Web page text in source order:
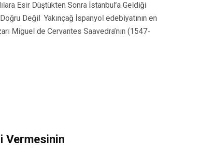
Esir Düştükten Sonra İstanbul’a Geldiği
Değil Yakınçağ İspanyol edebiyatının en
Miguel de Cervantes Saavedra’nın (1547-
Vermesinin